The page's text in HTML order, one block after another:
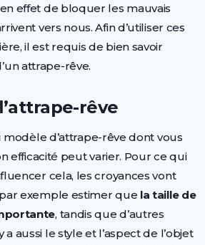
effet de bloquer les mauvais
vers nous. Afin d’utiliser ces
il est requis de bien savoir
attrape-rêve.
rêve
d’attrape-rêve dont vous
efficacité peut varier. Pour ce qui
cela, les croyances vont
exemple estimer que la taille de
, tandis que d’autres
aussi le style et l’aspect de l’objet